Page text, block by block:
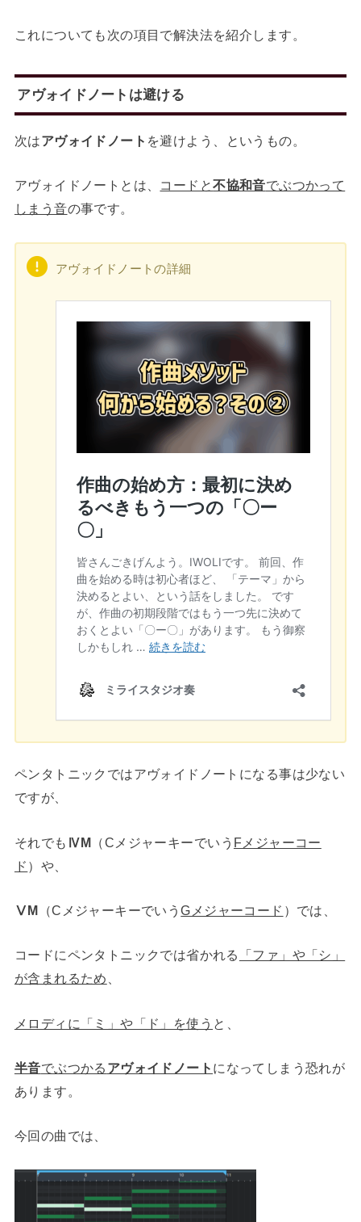
これについても次の項目で解決法を紹介します。
アヴォイドノートは避ける
次はアヴォイドノート を避けよう、というもの。
アヴォイドノートとは、 コードと不協和音でぶつかって
しまう音の事です。
アヴォイドノートの詳細
ペンタトニックではアヴォイドノートになる事は少ない
ですが、
それでも ⅣM （Cメジャーキーでいう Fメジャーコー
ド ）や、
ⅤM （CメジャーキーでいうGメジャーコード ）では、
コードにペンタトニックでは省かれる
「ファ」や「シ」
が含まれるため
メロディに「ミ」や「ド」を使う と、
半音でぶつかる アヴォイドノート になってしまう恐れが
あります。
今回の曲では、